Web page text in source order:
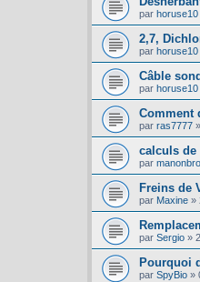
par horuse10
2,7,
par horuse10
Câble
par horuse10
Comment
par ras7777 »
calculs de
par
Freins de
par Maxine »
par Sergio »
Pourquoi
par SpyBio »